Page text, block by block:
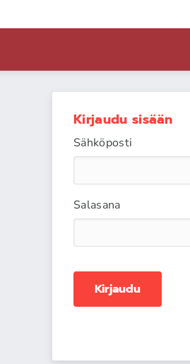
Kirjaudu sisään
Sähköposti
Salasana
Kirjaudu